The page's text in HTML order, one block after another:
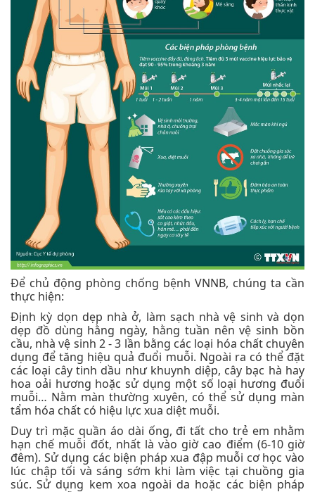
Để chủ động phòng chống bệnh VNNB, chúng ta cần
thực hiện:
Định kỳ dọn dẹp nhà ở, làm sạch nhà vệ sinh và dọn
dẹp đồ dùng hằng ngày, hằng tuần nên vệ sinh bồn
cầu, nhà vệ sinh 2 - 3 lần bằng các loại hóa chất chuyên
dụng để tăng hiệu quả đuổi muỗi. Ngoài ra có thể đặt
các loại cây tinh dầu như khuynh diệp, cây bạc hà hay
hoa oải hương hoặc sử dụng một số loại hương đuổi
muỗi… Nằm màn thường xuyên, có thể sử dụng màn
tẩm hóa chất có hiệu lực xua diệt muỗi.
Duy trì mặc quần áo dài ống, đi tất cho trẻ em nhằm
hạn chế muỗi đốt, nhất là vào giờ cao điểm (6-10 giờ
đêm). Sử dụng các biện pháp xua đập muỗi cơ học vào
lúc chập tối và sáng sớm khi làm việc tại chuồng gia
súc. Sử dụng kem xoa ngoài da hoặc các biện pháp